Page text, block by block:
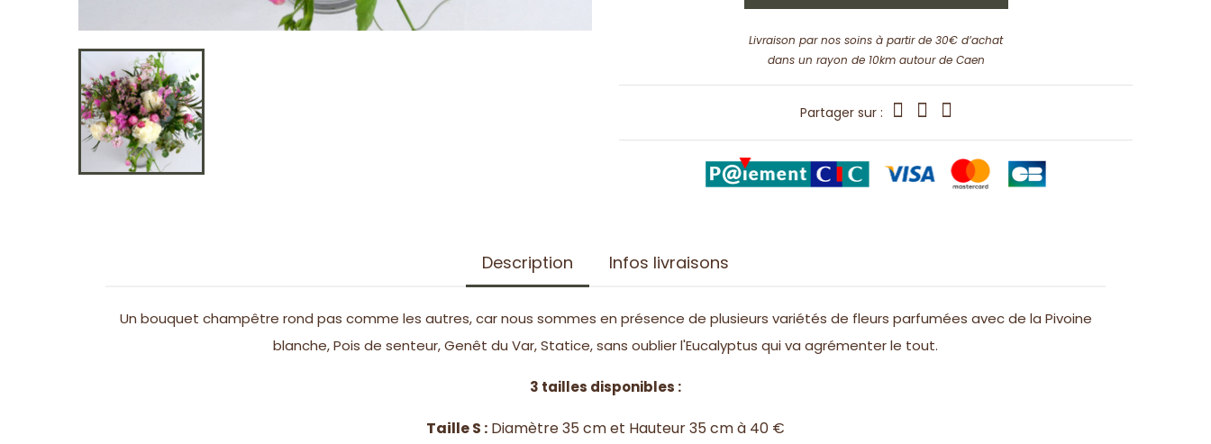
Livraison par nos soins à partir de 30€ d’achat
dans un rayon de 10km autour de Caen
Partager sur :
Description Infos livraisons
Un bouquet champêtre rond pas comme les autres, car nous sommes en présence de plusieurs variétés de fleurs parfumées avec de la Pivoine
blanche, Pois de senteur, Genêt du Var, Statice, sans oublier l'Eucalyptus qui va agrémenter le tout.
3 tailles disponibles :
Taille S : Diamètre 35 cm et Hauteur 35 cm à 40 €